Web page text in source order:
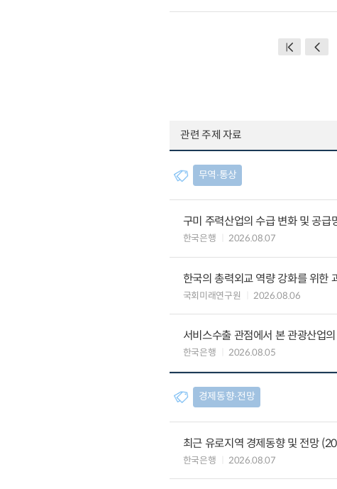
관련 주제 자료
무역∙통상
구미 주력산업의 수급 변화 및 공급
한국은행 2026.08.07
한국의 총력외교 역량 강화를 위한
국회미래연구원 2026.08.06
서비스수출 관점에서 본 관광산업
한국은행 2026.08.05
경제동향∙전망
최근 유로지역 경제동향 및 전망
한국은행 2026.08.07